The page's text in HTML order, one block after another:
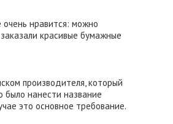
нравится: можно
красивые бумажные
производителя, который
было нанести название
это основное требование.